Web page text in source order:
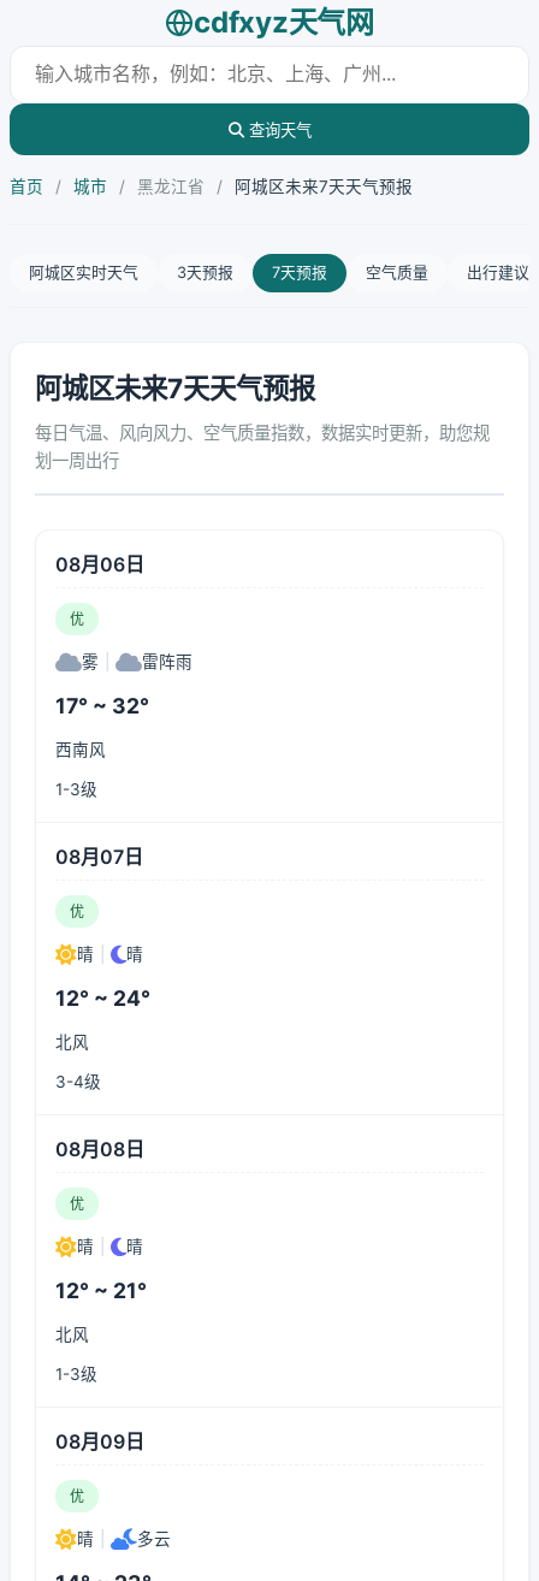
cdfxyz天气网
查询天气
首页 / 城市 / 黑龙江省 / 阿城区未来7天天气预报
阿城区实时天气 3天预报 7天预报 空气质量 出行建议
阿城区未来7天天气预报
每日气温、风向风力、空气质量指数，数据实时更新，助您规
划一周出行
08月06日
优
雾 雷阵雨
17° ~ 32°
西南风
1-3级
08月07日
优
晴 晴
12° ~ 24°
北风
3-4级
08月08日
优
晴 晴
12° ~ 21°
北风
1-3级
08月09日
优
晴 多云